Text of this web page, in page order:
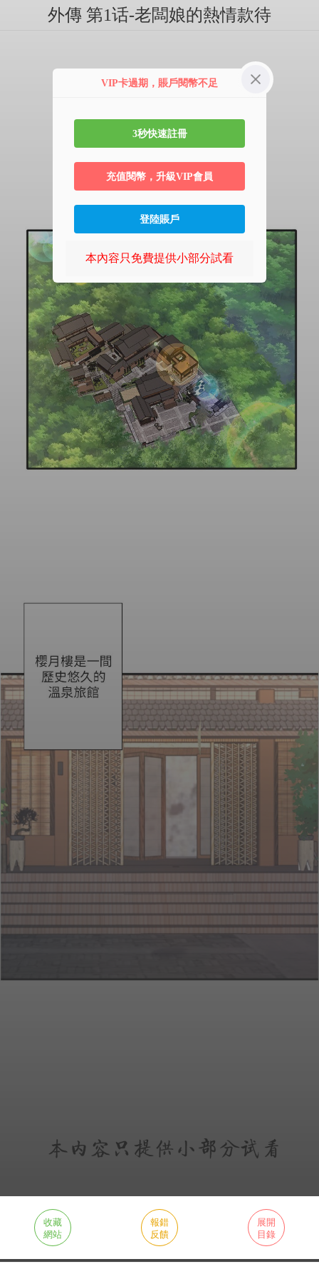
外傳 第1话-老闆娘的熱情款待
收藏
網站
報錯
反饋
展開
目錄
VIP卡過期，賬戶閱幣不足
3秒快速註冊
充值閱幣，升級VIP會員
登陸賬戶
本內容只免費提供小部分試看